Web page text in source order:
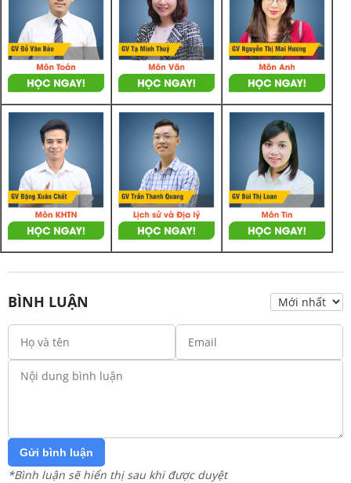
BÌNH LUẬN
Gửi bình luận
*Bình luận sẽ hiển thị sau khi được duyệt